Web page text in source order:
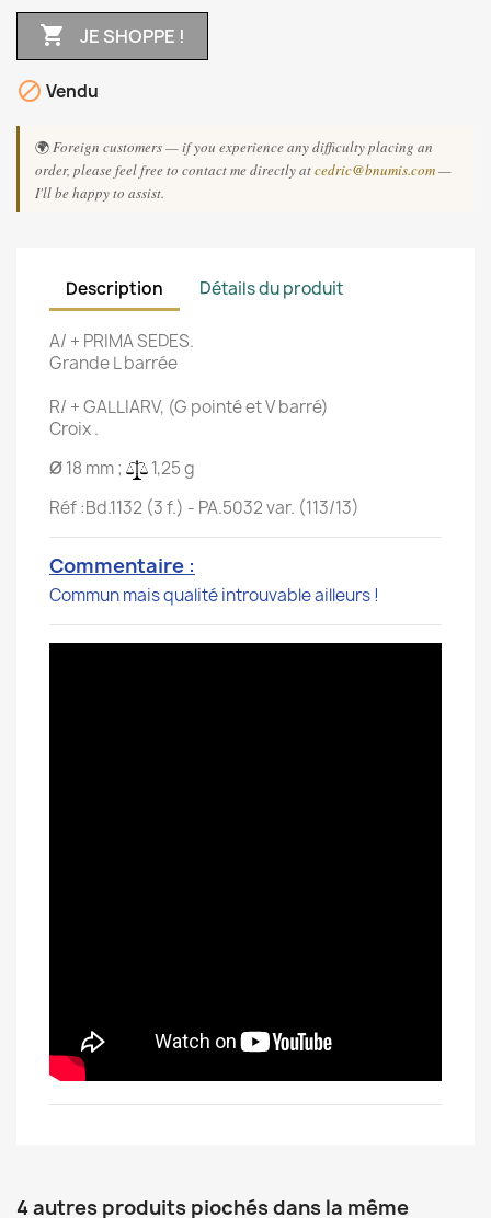
 JE SHOPPE !
 Vendu
🌍Foreign customers — if you experience any difficulty placing an
order, please feel free to contact me directly atcedric@bnumis.com—
I'll be happy to assist.
Description Détails du produit
A/ + PRIMA SEDES.
Grande L barrée
R/ + GALLIARV, (G pointé et V barré)
Croix .
Ø18 mm ;
1,25 g
Réf :Bd.1132 (3 f.) - PA.5032 var. (113/13)
Commentaire :
Commun mais qualité introuvable ailleurs !
4 autres produits piochés dans la même